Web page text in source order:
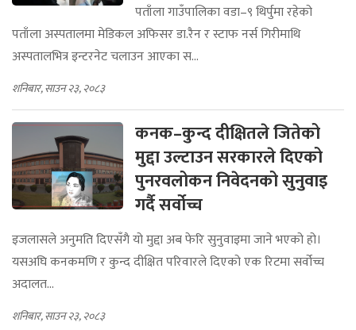
पताँला गाउँपालिका वडा–९ थिर्पुमा रहेको
पताँला अस्पतालमा मेडिकल अफिसर डा.रैन र स्टाफ नर्स गिरीमाथि
अस्पतालभित्र इन्टरनेट चलाउन आएका स...
शनिबार, साउन २३, २०८३
कनक–कुन्द दीक्षितले जितेको
मुद्दा उल्टाउन सरकारले दिएको
पुनरवलोकन निवेदनको सुनुवाइ
गर्दै सर्वोच्च
इजलासले अनुमति दिएसँगै यो मुद्दा अब फेरि सुनुवाइमा जाने भएको हो।
यसअघि कनकमणि र कुन्द दीक्षित परिवारले दिएको एक रिटमा सर्वोच्च
अदालत...
शनिबार, साउन २३, २०८३